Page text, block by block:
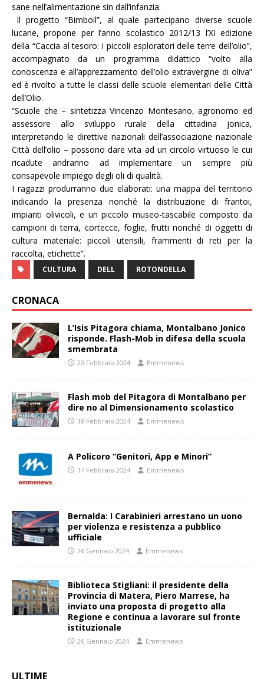
sane nell’alimentazione sin dall’infanzia.
Il progetto “Bimboil”, al quale partecipano diverse scuole
lucane, propone per l’anno scolastico 2012/13 l’XI edizione
della “Caccia al tesoro: i piccoli esploratori delle terre dell’olio”,
accompagnato da un programma didattico “volto alla
conoscenza e all’apprezzamento dell’olio extravergine di oliva”
ed è rivolto a tutte le classi delle scuole elementari delle Città
dell’Olio.
“Scuole che – sintetizza Vincenzo Montesano, agronomo ed
assessore allo sviluppo rurale della cittadina jonica,
interpretando le direttive nazionali dell’associazione nazionale
Città dell’olio – possono dare vita ad un circolo virtuoso le cui
ricadute andranno ad implementare un sempre più
consapevole impiego degli oli di qualità.
I ragazzi produrranno due elaborati: una mappa del territorio
indicando la presenza nonché la distribuzione di frantoi,
impianti olivicoli, e un piccolo museo-tascabile composto da
campioni di terra, cortecce, foglie, frutti nonché di oggetti di
cultura materiale: piccoli utensili, frammenti di reti per la
raccolta, etichette”.
CULTURA DELL ROTONDELLA
CRONACA
L’Isis Pitagora chiama, Montalbano Jonico
risponde. Flash-Mob in difesa della scuola
smembrata
20 Febbraio 2024 Emmenews
Flash mob del Pitagora di Montalbano per
dire no al Dimensionamento scolastico
18 Febbraio 2024 Emmenews
A Policoro “Genitori, App e Minori”
17 Febbraio 2024 Emmenews
Bernalda: I Carabinieri arrestano un uono
per violenza e resistenza a pubblico
ufficiale
26 Gennaio 2024 Emmenews
Biblioteca Stigliani: il presidente della
Provincia di Matera, Piero Marrese, ha
inviato una proposta di progetto alla
Regione e continua a lavorare sul fronte
istituzionale
26 Gennaio 2024 Emmenews
ULTIME